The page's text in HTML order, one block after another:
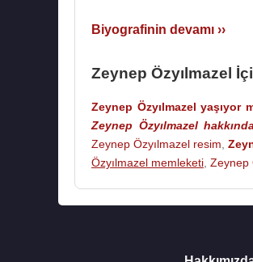
Biyografinin devamı ››
Zeynep Özyılmazel
Zeynep Özyılmazel yaşıyor
Zeynep Özyılmazel hakkında
Zeynep Özyılmazel resim ,
Özyılmazel memleketi Zeynep